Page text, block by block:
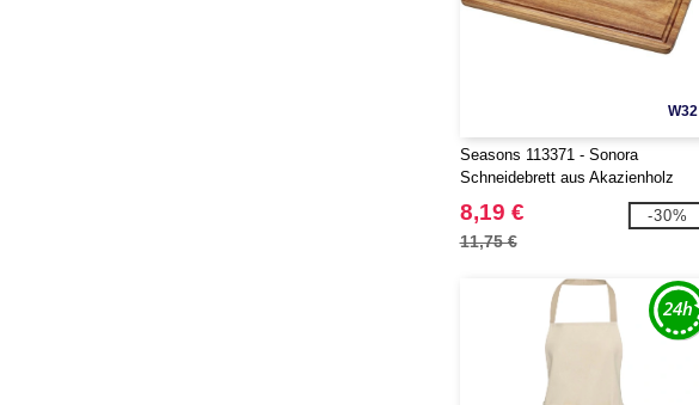
W32
Seasons 113371 - Sonora
Schneidebrett aus Akazienholz
8,19 €
11,75 €
-30%